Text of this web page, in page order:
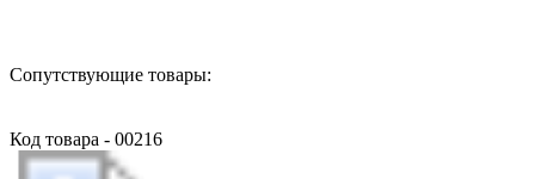
Сопутствующие товары:
Код товара - 00216